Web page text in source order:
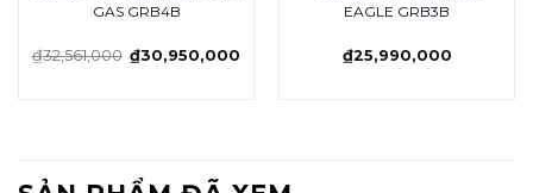
GAS GRB4B
₫32,561,000 ₫30,950,000
EAGLE GRB3B
₫25,990,000